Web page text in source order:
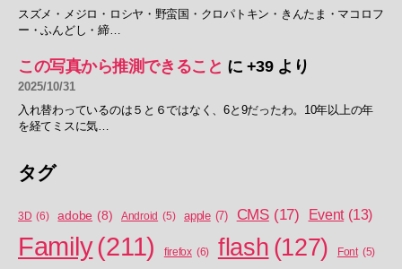
スズメ・メジロ・ロシヤ・野蛮国・クロパトキン・きんたま・マコロフ
ー・ふんどし・締…
この写真から推測できること に +39より
2025/10/31
入れ替わっているのは５と６ではなく、6と9だったわ。10年以上の年
を経てミスに気…
タグ
3D (6) adobe (8) Android (5) apple (7) CMS (17) Event (13)
Family(211) firefox (6) flash (127) Font (5)